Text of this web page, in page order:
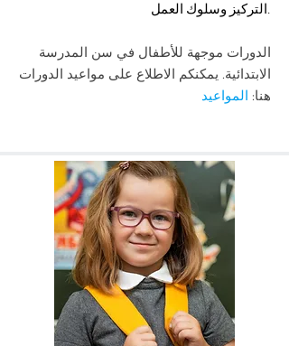
التركيز وسلوك العمل.
الدورات موجهة للأطفال في سن المدرسة
الابتدائية. يمكنكم الاطلاع على مواعيد الدورات
هنا: المواعيد